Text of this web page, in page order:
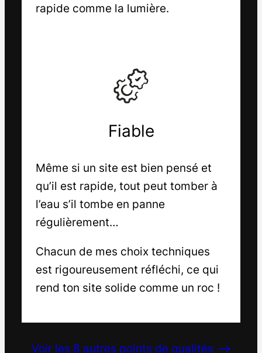
rapide comme la lumière.
Fiable
Même si un site est bien pensé et
qu’il est rapide, tout peut tomber à
l’eau s’il tombe en panne
régulièrement…
Chacun de mes choix techniques
est rigoureusement réfléchi, ce qui
rend ton site solide comme un roc !
Voir les 8 autres points de qualités –>